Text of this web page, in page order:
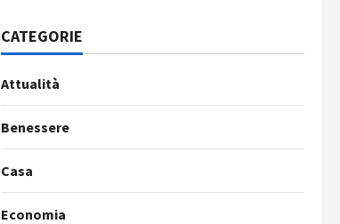
CATEGORIE
Attualità
Benessere
Casa
Economia